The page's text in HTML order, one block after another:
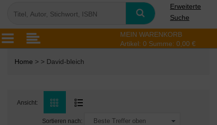
Erweiterte
Suche
MEIN WARENKORB
Artikel: 0 Summe: 0,00 €
Home > > David-bleich
Ansicht:
Sortieren nach: